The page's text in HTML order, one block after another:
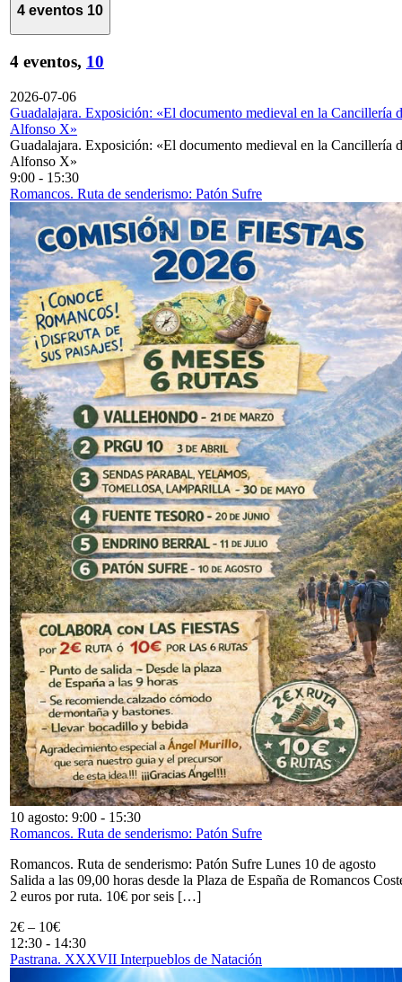
4 eventos 10
4 eventos, 10
2026-07-06
Guadalajara. Exposición: «El documento medieval en la Cancillería
Alfonso X»
Guadalajara. Exposición: «El documento medieval en la Cancillería
Alfonso X»
9:00 - 15:30
Romancos. Ruta de senderismo: Patón Sufre
10 agosto: 9:00 - 15:30
Romancos. Ruta de senderismo: Patón Sufre
Romancos. Ruta de senderismo: Patón Sufre Lunes 10 de agosto
Salida a las 09,00 horas desde la Plaza de España de Romancos
2 euros por ruta. 10€ por seis […]
2€ – 10€
12:30 - 14:30
Pastrana. XXXVII Interpueblos de Natación